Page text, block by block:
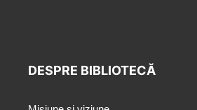
DESPRE BIBLIOTECĂ